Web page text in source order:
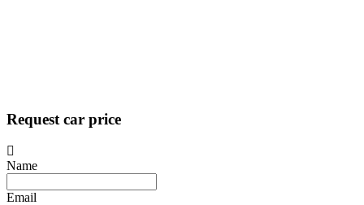
Request car price
Name
Email